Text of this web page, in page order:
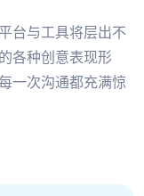
台与工具将层出不
各种创意表现形
一次沟通都充满惊